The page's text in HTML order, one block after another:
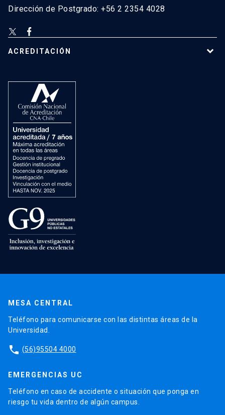
Dirección de Postgrado: +56 2 2354 4028
ACREDITACIÓN
MESA CENTRAL
Teléfono para comunicarse con las distintas áreas de la
Universidad.
phone (56)95504 4000
EMERGENCIAS UC
Teléfono en caso de accidente o situación que ponga en
riesgo tu vida dentro de algún campus.